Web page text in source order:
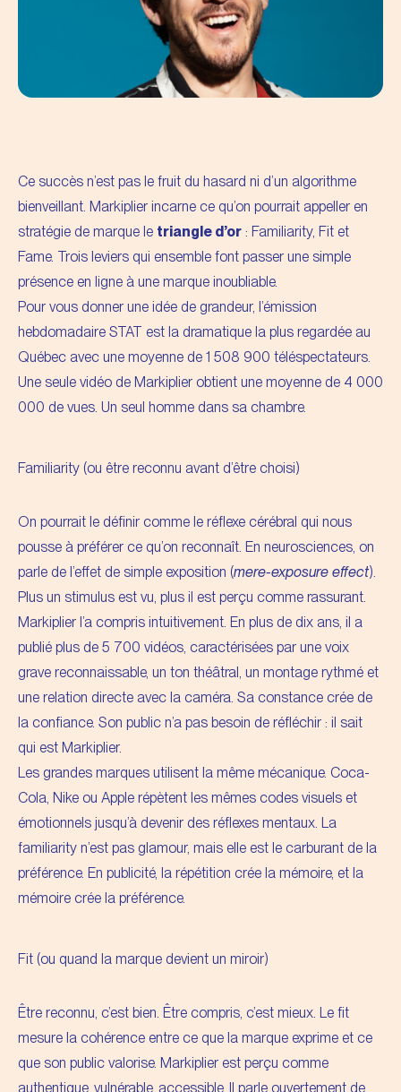
Ce succès n’est pas le fruit du hasard ni d’un algorithme
bienveillant. Markiplier incarne ce qu’on pourrait appeller en
stratégie de marque le triangle d’or : Familiarity, Fit et
Fame. Trois leviers qui ensemble font passer une simple
présence en ligne à une marque inoubliable.
Pour vous donner une idée de grandeur, l’émission
hebdomadaire STAT est la dramatique la plus regardée au
Québec avec une moyenne de 1 508 900 téléspectateurs.
Une seule vidéo de Markiplier obtient une moyenne de 4 000
000 de vues. Un seul homme dans sa chambre.
Familiarity (ou être reconnu avant d’être choisi)
On pourrait le définir comme le réflexe cérébral qui nous
pousse à préférer ce qu’on reconnaît. En neurosciences, on
parle de l’effet de simple exposition (mere-exposure effect).
Plus un stimulus est vu, plus il est perçu comme rassurant.
Markiplier l’a compris intuitivement. En plus de dix ans, il a
publié plus de 5 700 vidéos, caractérisées par une voix
grave reconnaissable, un ton théâtral, un montage rythmé et
une relation directe avec la caméra. Sa constance crée de
la confiance. Son public n’a pas besoin de réfléchir : il sait
qui est Markiplier.
Les grandes marques utilisent la même mécanique. Coca-
Cola, Nike ou Apple répètent les mêmes codes visuels et
émotionnels jusqu’à devenir des réflexes mentaux. La
familiarity n’est pas glamour, mais elle est le carburant de la
préférence. En publicité, la répétition crée la mémoire, et la
mémoire crée la préférence.
Fit (ou quand la marque devient un miroir)
Être reconnu, c’est bien. Être compris, c’est mieux. Le fit
mesure la cohérence entre ce que la marque exprime et ce
que son public valorise. Markiplier est perçu comme
authentique, vulnérable, accessible. Il parle ouvertement de